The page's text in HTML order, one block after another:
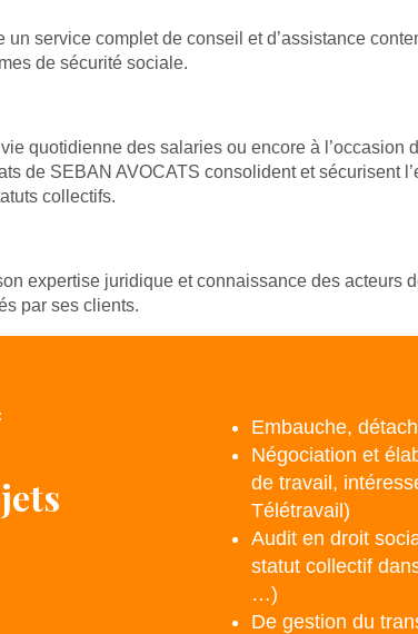
un service complet de conseil et d’assistance
de sécurité sociale.
quotidienne des salaries ou encore à l’occasion
de SEBAN AVOCATS consolident et sécurisent
collectifs.
expertise juridique et connaissance des
par ses clients.
Embauche,
Négociation et
de travail,
Télétravail)
Audit en droit
statut collectif
…)
De gestion du